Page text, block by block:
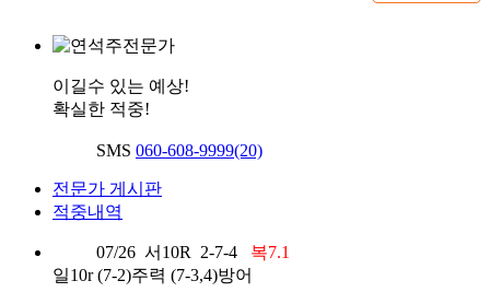
이길수 있는 예상!
확실한 적중!
SMS 060-608-9999(20)
전문가 게시판
적중내역
07/26 서10R 2-7-4
복7.1
일10r (7-2)주력 (7-3,4)방어